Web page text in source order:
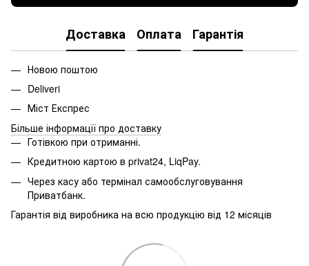
Доставка Оплата Гарантія
Новою поштою
Deliveri
Міст Експрес
Більше інформації про доставку
Готівкою при отриманні.
Кредитною картою в privat24, LiqPay.
Через касу або термінал самообслуговування
Приватбанк.
Гарантія від виробника на всю продукцію від 12 місяців